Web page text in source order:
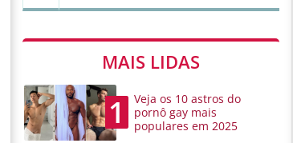
MAIS LIDAS
1
Veja os 10 astros do
pornô gay mais
populares em 2025